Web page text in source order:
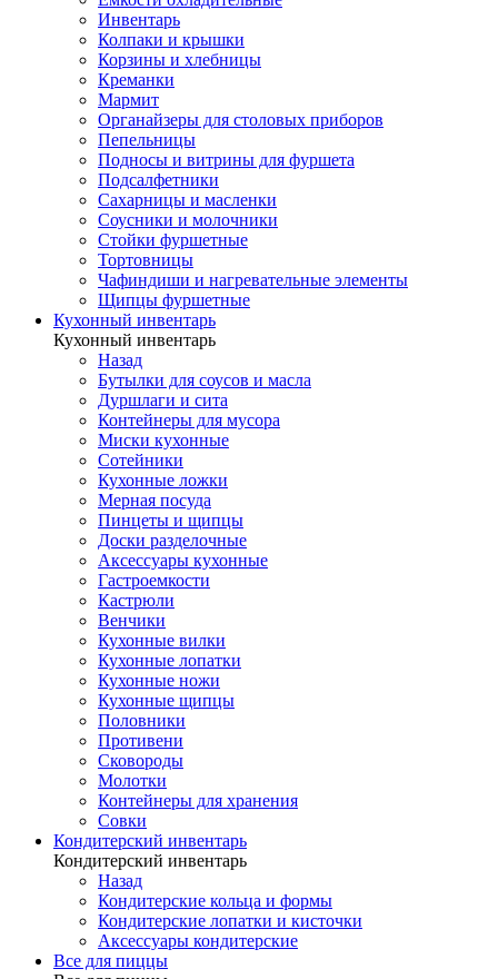
Инвентарь
Колпаки и крышки
Корзины и хлебницы
Креманки
Мармит
Органайзеры для столовых приборов
Пепельницы
Подносы и витрины для фуршета
Подсалфетники
Сахарницы и масленки
Соусники и молочники
Стойки фуршетные
Тортовницы
Чафиндиши и нагревательные элементы
Щипцы фуршетные
Кухонный инвентарь
Кухонный инвентарь
Назад
Бутылки для соусов и масла
Дуршлаги и сита
Контейнеры для мусора
Миски кухонные
Сотейники
Кухонные ложки
Мерная посуда
Пинцеты и щипцы
Доски разделочные
Аксессуары кухонные
Гастроемкости
Кастрюли
Венчики
Кухонные вилки
Кухонные лопатки
Кухонные ножи
Кухонные щипцы
Половники
Противени
Сковороды
Молотки
Контейнеры для хранения
Совки
Кондитерский инвентарь
Кондитерский инвентарь
Назад
Кондитерские кольца и формы
Кондитерские лопатки и кисточки
Аксессуары кондитерские
Все для пиццы